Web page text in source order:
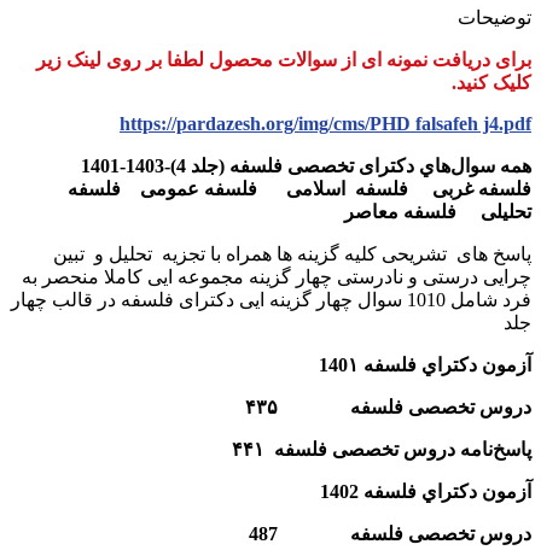
توضیحات
برای دریافت نمونه ای از سوالات محصول لطفا بر روی لینک زیر
کلیک کنید.
https://pardazesh.org/img/cms/PHD falsafeh j4.pdf
همه سوال‌هاي دکترای تخصصی فلسفه (جلد 4)-1403-1401
فلسفه غربی فلسفه اسلامی فلسفه عمومی فلسفه
تحلیلی فلسفه معاصر
پاسخ های تشریحی کلیه گزینه ها همراه با تجزیه تحلیل و تبین
چرایی درستی و نادرستی چهار گزینه مجموعه ایی کاملا منحصر به
فرد شامل 1010 سوال چهار گزینه ایی دکترای فلسفه در قالب چهار
جلد
آزمون دكتراي فلسفه 140۱
دروس تخصصی فلسفه ۴۳۵
پاسخ‌نامه دروس تخصصی فلسفه ۴۴۱
آزمون دكتراي فلسفه 1402
دروس تخصصی فلسفه 487